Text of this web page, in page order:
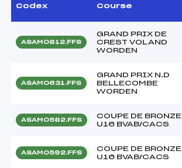
Codex Course
ASAM0812.FFS
GRAND PRIX DE
CREST VOLAND
WORDEN
ASAM0631.FFS
GRAND PRIX N.D
BELLECOMBE
WORDEN
ASAM0582.FFS
COUPE DE BRONZE
U16 BVAB/CACS
ASAM0592.FFS
COUPE DE BRONZE
U16 BVAB/CACS